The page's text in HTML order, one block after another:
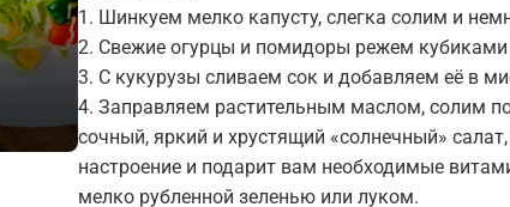
1. Шинкуем мелко капусту, слегка солим и
2. Свежие огурцы и помидоры режем кубиками
3. С кукурузы сливаем сок и добавляем её в
4. Заправляем растительным маслом, солим
сочный, яркий и хрустящий «солнечный»
настроение и подарит вам необходимые
мелко рубленной зеленью или луком.